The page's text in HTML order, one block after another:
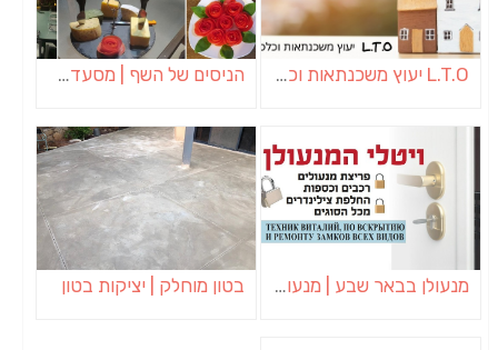
L.T.O יעוץ משכנתאות וכלכלת משפחה | יועץ משכנתאות באשכול הניסים של השף | מסעדת שף בבית | ארוחות גורמה
מנעולן בבאר שבע | מנעולן באופקים | ויטלי המנעולן בטון מוחלק | יציקות בטון